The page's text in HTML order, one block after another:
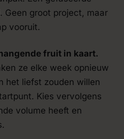
Geen groot project, maar
vooruit.
fruit in kaart.
ze elke week opnieuw
het liefst zouden willen
Kies vervolgens
volume heeft en